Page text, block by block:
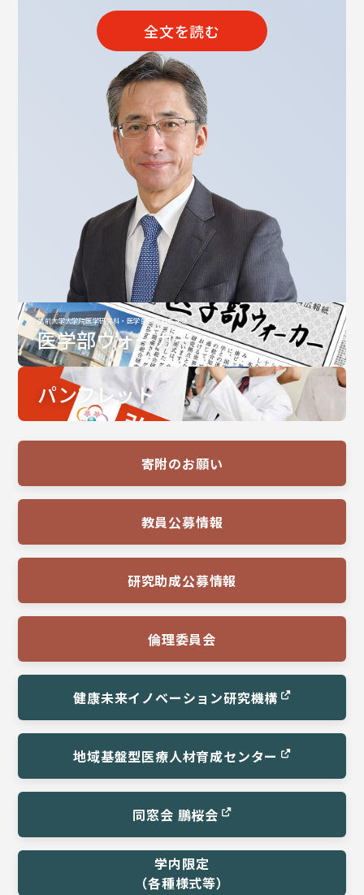
全文を読む
弘前大学大学院医学研究科・医学部医学科広報誌
医学部ウォーカー
パンフレット
寄附のお願い
教員公募情報
研究助成公募情報
倫理委員会
健康未来イノベーション研究機構
地域基盤型医療人材育成センター
同窓会 鵬桜会
学内限定
（各種様式等）